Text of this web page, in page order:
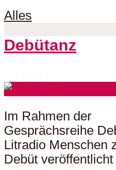
Alles
Debütanz
Im Rahmen der
Gesprächsreihe
Litradio Menschen
Debüt veröffentlicht